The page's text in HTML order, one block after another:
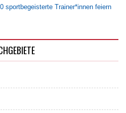
sportbegeisterte Trainer*innen feiern